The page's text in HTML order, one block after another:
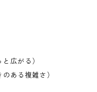
広がる）
ある複雑さ）